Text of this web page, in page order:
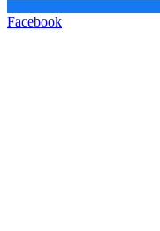
Facebook